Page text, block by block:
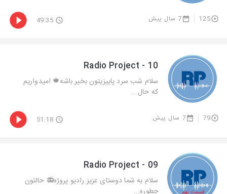
125 7 سال پیش 49:35
Radio Project - 10
سلام شب سرد پاييزيتون بخير باشه🍁 اميدواريم
كه حال...
79 7 سال پیش 51:18
Radio Project - 09
سلام به شما دوستاى عزيز راديو پروژه📻 حالتون
چطوره...